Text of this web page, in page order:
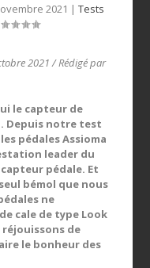
2021 | Tests
2021 / Rédigé par
le capteur de
Depuis notre test
pédales Assioma
leader du
pédale. Et
bémol que nous
ne
cale de type Look
de
le bonheur des